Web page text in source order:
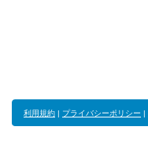
利用規約 | プライバシーポリシー |